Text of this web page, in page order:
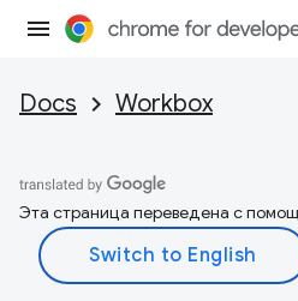
Docs Workbox
Эта страница переведена с